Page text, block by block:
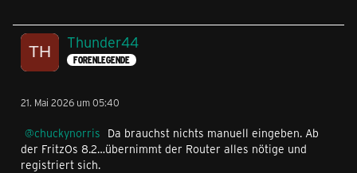
Thunder44
FORENLEGENDE
21. Mai 2026 um 05:40
chuckynorris Da brauchst nichts manuell eingeben. Ab
der FritzOs 8.2…übernimmt der Router alles nötige und
registriert sich.